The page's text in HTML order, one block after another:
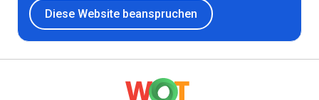
Diese Website beanspruchen